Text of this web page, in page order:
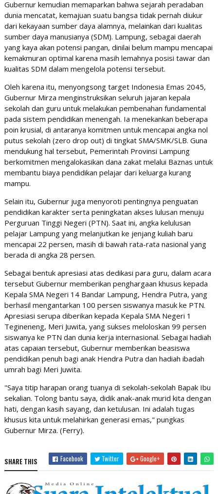
​Gubernur kemudian memaparkan bahwa sejarah peradaban
dunia mencatat, kemajuan suatu bangsa tidak pernah diukur
dari kekayaan sumber daya alamnya, melainkan dari kualitas
sumber daya manusianya (SDM). Lampung, sebagai daerah
yang kaya akan potensi pangan, dinilai belum mampu mencapai
kemakmuran optimal karena masih lemahnya posisi tawar dan
kualitas SDM dalam mengelola potensi tersebut.
​Oleh karena itu, menyongsong target Indonesia Emas 2045,
Gubernur Mirza menginstruksikan seluruh jajaran kepala
sekolah dan guru untuk melakukan pembenahan fundamental
pada sistem pendidikan menengah. Ia menekankan beberapa
poin krusial, di antaranya komitmen untuk mencapai angka nol
putus sekolah (zero drop out) di tingkat SMA/SMK/SLB. Guna
mendukung hal tersebut, Pemerintah Provinsi Lampung
berkomitmen mengalokasikan dana zakat melalui Baznas untuk
membantu biaya pendidikan pelajar dari keluarga kurang
mampu.
​Selain itu, Gubernur juga menyoroti pentingnya penguatan
pendidikan karakter serta peningkatan akses lulusan menuju
Perguruan Tinggi Negeri (PTN). Saat ini, angka kelulusan
pelajar Lampung yang melanjutkan ke jenjang kuliah baru
mencapai 22 persen, masih di bawah rata-rata nasional yang
berada di angka 28 persen.
​Sebagai bentuk apresiasi atas dedikasi para guru, dalam acara
tersebut Gubernur memberikan penghargaan khusus kepada
Kepala SMA Negeri 14 Bandar Lampung, Hendra Putra, yang
berhasil mengantarkan 100 persen siswanya masuk ke PTN.
Apresiasi serupa diberikan kepada Kepala SMA Negeri 1
Tegineneng, Meri Juwita, yang sukses meloloskan 99 persen
siswanya ke PTN dan dunia kerja internasional. Sebagai hadiah
atas capaian tersebut, Gubernur memberikan beasiswa
pendidikan penuh bagi anak Hendra Putra dan hadiah ibadah
umrah bagi Meri Juwita.
​"Saya titip harapan orang tuanya di sekolah-sekolah Bapak Ibu
sekalian. Tolong bantu saya, didik anak-anak murid kita dengan
hati, dengan kasih sayang, dan ketulusan. Ini adalah tugas
khusus kita untuk melahirkan generasi emas," pungkas
Gubernur Mirza. (Ferry).
SHARE THIS Facebook Twitter Google+